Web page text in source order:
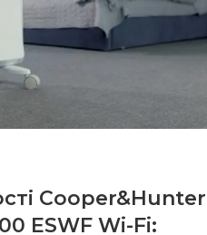
Cooper&Hunter
ESWF Wi-Fi: